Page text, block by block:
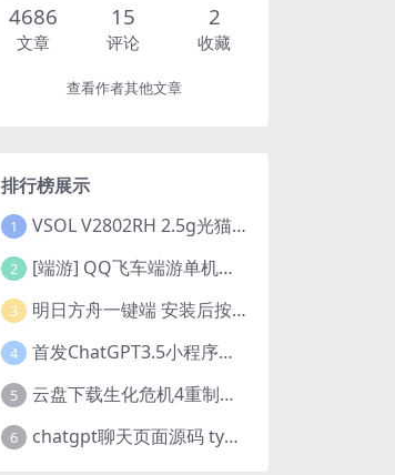
4686
文章
15
评论
2
收藏
查看作者其他文章
排行榜展示
1 VSOL V2802RH 2.5g光猫 设置使用教程及设置SN教程-附带稳定固件使用手册等
2 [端游] QQ飞车端游单机版，各种车套装都有，免虚拟机
3 明日方舟一键端 安装后按说明启动即可
4 首发ChatGPT3.5小程序开源vue
5 云盘下载生化危机4重制版女皇豪华版分流+女皇学习补丁+修改器 解压即玩【阿里云盘】
6 chatgpt聊天页面源码 typecho博客程序joe主题